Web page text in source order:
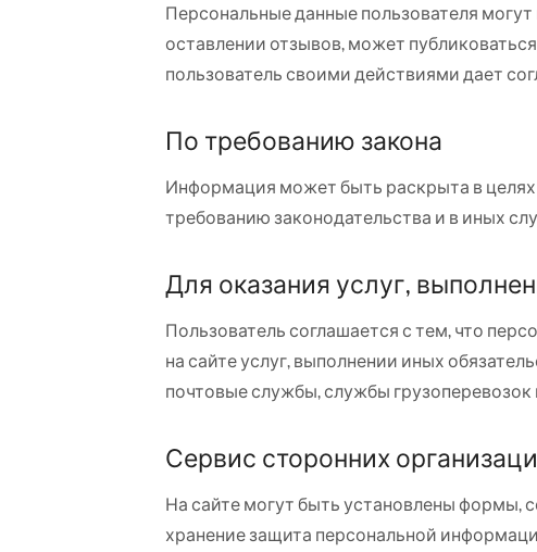
Персональные данные пользователя
оставлении отзывов, может
пользователь своими действиями дает
По требованию закона
Информация может быть раскрыта в
требованию законодательства и в иных
Для оказания услуг,
Пользователь соглашается с тем, что
на сайте услуг, выполнении иных
почтовые службы, службы грузоперевозок
Сервис сторонних
На сайте могут быть установлены формы,
хранение защита персональной